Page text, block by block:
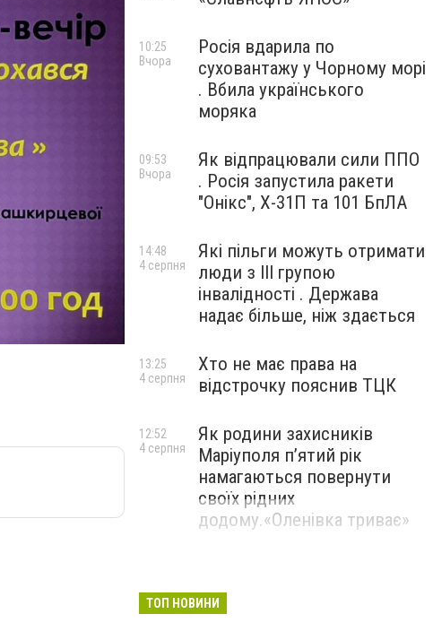
Росія вдарила по
суховантажу у Чорному морі
. Вбила українського
моряка
10:25
Вчора
Як відпрацювали сили ППО
. Росія запустила ракети
"Онікс", Х-31П та 101 БпЛА
09:53
Вчора
Які пільги можуть отримати
люди з III групою
інвалідності . Держава
надає більше, ніж здається
14:48
4 серпня
Хто не має права на
відстрочку пояснив ТЦК
13:25
4 серпня
Як родини захисників
Маріуполя пʼятий рік
намагаються повернути
своїх рідних
додому.«Оленівка триває»
12:52
4 серпня
ТОП НОВИНИ